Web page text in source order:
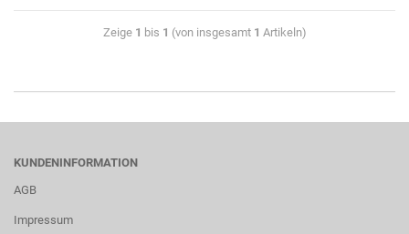
Zeige 1 bis 1 (von insgesamt 1 Artikeln)
KUNDENINFORMATION
AGB
Impressum